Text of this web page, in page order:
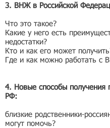
3. ВНЖ в Российской
Что это такое?
Какие у него есть
недостатки?
Кто и как его может
Где и как можно работать с
4. Новые способы получения
РФ:
близкие родственники-
могут помочь?